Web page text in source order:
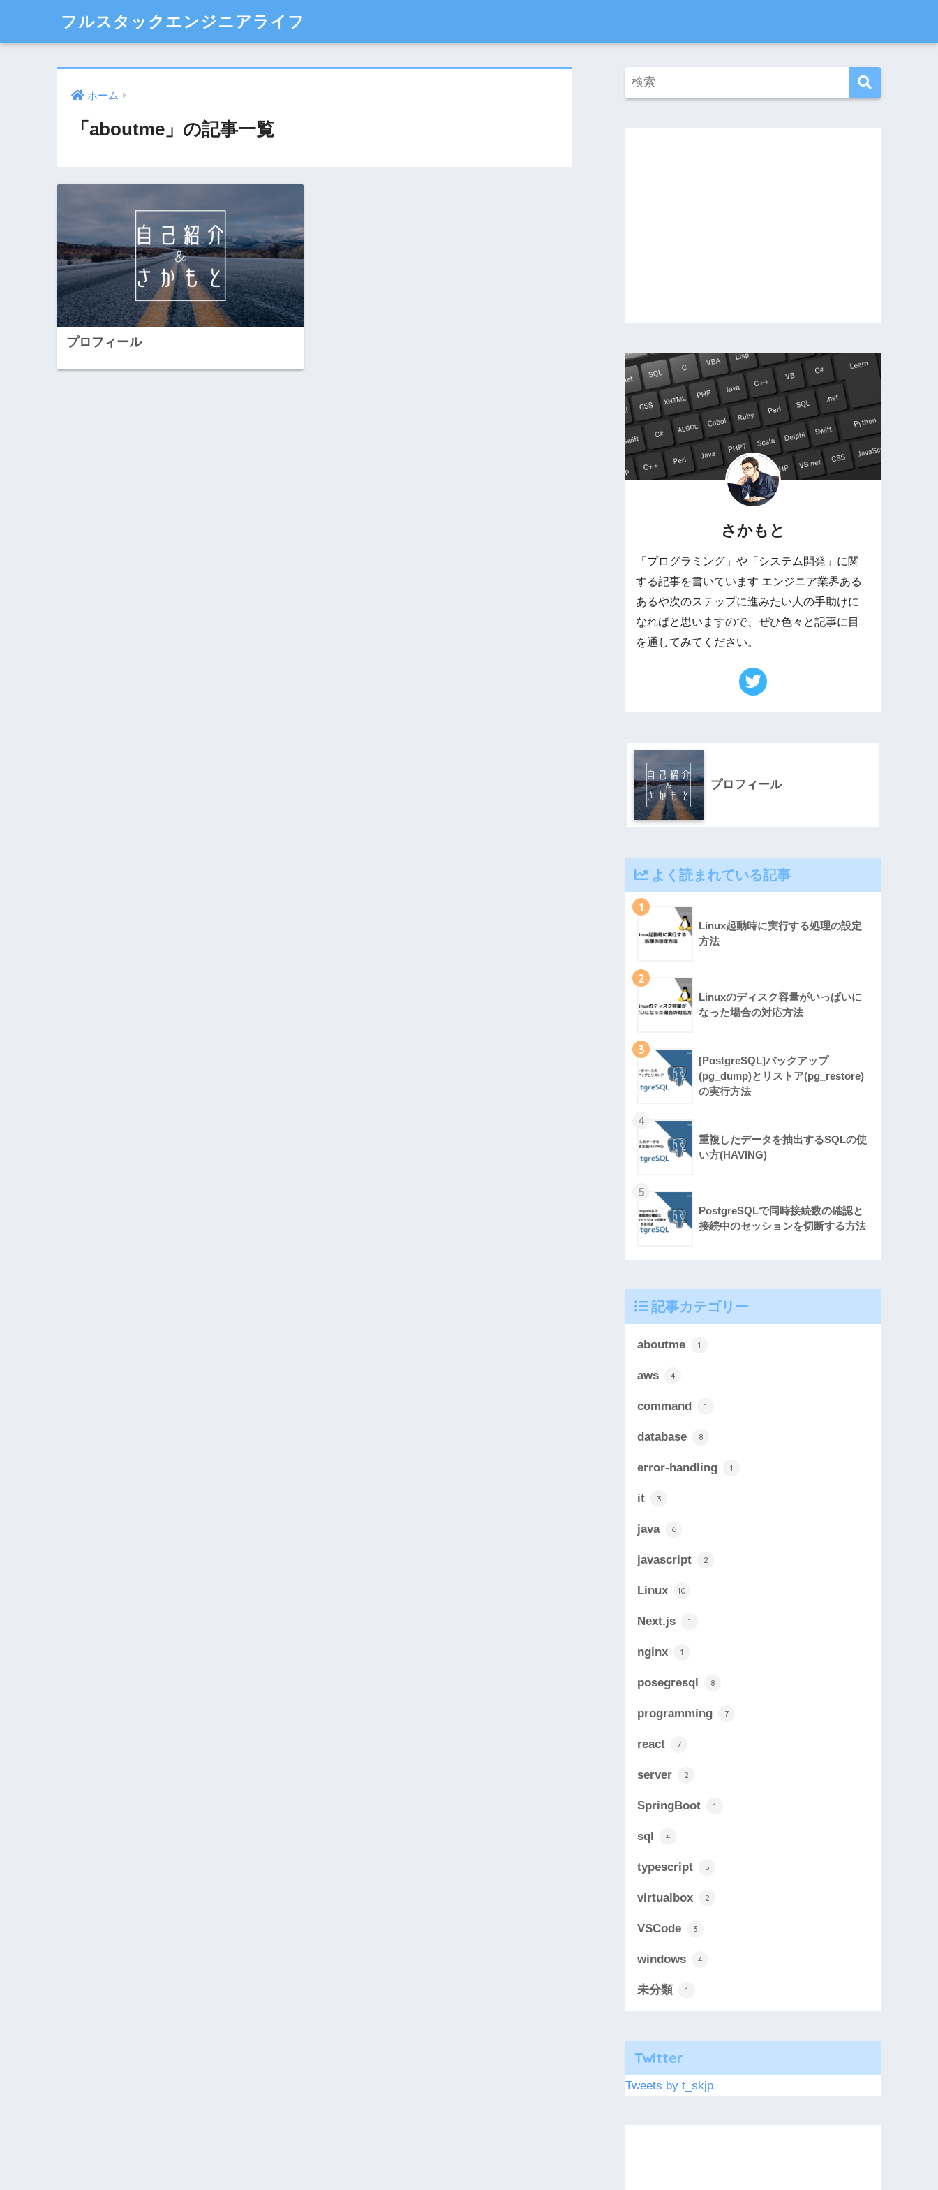
フルスタックエンジニアライフ
ホーム
「aboutme」の記事一覧
プロフィール
さかもと
「プログラミング」や「システム開発」に関
する記事を書いています エンジニア業界ある
あるや次のステップに進みたい人の手助けに
なればと思いますので、ぜひ色々と記事に目
を通してみてください。
プロフィール
よく読まれている記事
1
Linux起動時に実行する処理の設定
方法
2
Linuxのディスク容量がいっぱいに
なった場合の対応方法
3
[PostgreSQL]バックアップ
(pg_dump)とリストア(pg_restore)
の実行方法
4
重複したデータを抽出するSQLの使
い方(HAVING)
5
PostgreSQLで同時接続数の確認と
接続中のセッションを切断する方法
記事カテゴリー
aboutme 1
aws 4
command 1
database 8
error-handling 1
it 3
java 6
javascript 2
Linux 10
Next.js 1
nginx 1
posegresql 8
programming 7
react 7
server 2
SpringBoot 1
sql 4
typescript 5
virtualbox 2
VSCode 3
windows 4
未分類 1
Twitter
Tweets by t_skjp